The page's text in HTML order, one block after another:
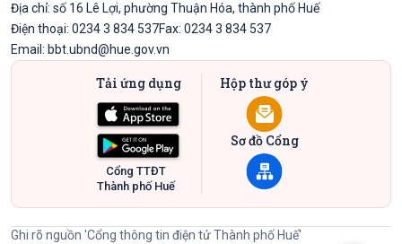
Địa chỉ: số 16 Lê Lợi, phường Thuận Hóa, thành phố Huế
Điện thoại: 0234 3 834 537Fax: 0234 3 834 537
Email: bbt.ubnd@hue.gov.vn
Tải ứng dụng
Cổng TTĐT
Thành phố Huế
Hộp thư góp ý
Sơ đồ Cổng
Ghi rõ nguồn 'Cổng thông tin điện tử Thành phố Huế'